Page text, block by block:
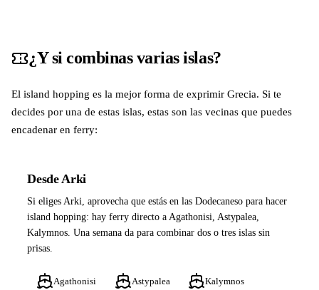
¿Y si combinas varias islas?
El island hopping es la mejor forma de exprimir Grecia. Si te
decides por una de estas islas, estas son las vecinas que puedes
encadenar en ferry:
Desde Arki
Si eliges Arki, aprovecha que estás en las Dodecaneso para hacer
island hopping: hay ferry directo a Agathonisi, Astypalea,
Kalymnos. Una semana da para combinar dos o tres islas sin
prisas.
Agathonisi Astypalea Kalymnos